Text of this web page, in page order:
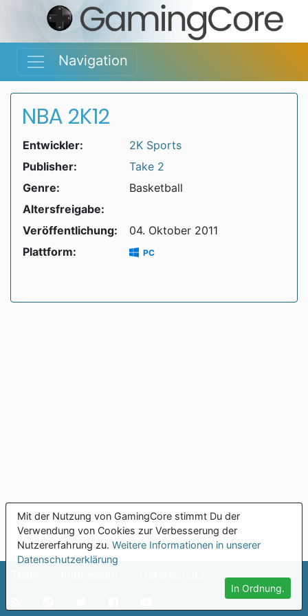
Mit der Nutzung von GamingCore stimmt Du der
Verwendung von Cookies zur Verbesserung der
Nutzererfahrung zu. Weitere Informationen in unserer
Datenschutzerklärung
In Ordnung.
Navigation
NBA 2K12
Entwickler:
2K Sports
Publisher:
Take 2
Genre:
Basketball
Altersfreigabe:
Veröffentlichung:
04. Oktober 2011
Plattform:
PC